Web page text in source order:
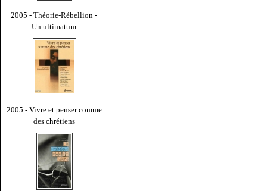
2005 - Théorie-Rébellion -
Un ultimatum
2005 - Vivre et penser comme
des chrétiens